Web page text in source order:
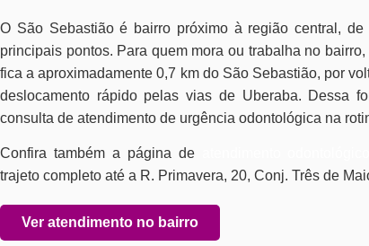
O São Sebastião é bairro próximo à região central,
principais pontos. Para quem mora ou trabalha no
fica a aproximadamente 0,7 km do São Sebastião, por
deslocamento rápido pelas vias de Uberaba. Dessa
consulta de atendimento de urgência odontológica na
Confira também a página de
trajeto completo até a R. Primavera, 20, Conj. Três de
Ver atendimento no bairro